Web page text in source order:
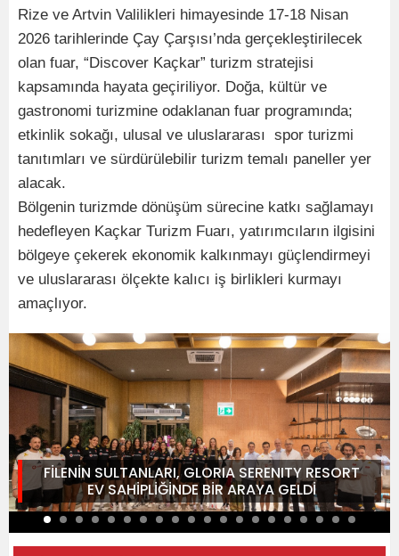
Rize ve Artvin Valilikleri himayesinde 17-18 Nisan
2026 tarihlerinde Çay Çarşısı’nda gerçekleştirilecek
olan fuar, “Discover Kaçkar” turizm stratejisi
kapsamında hayata geçiriliyor. Doğa, kültür ve
gastronomi turizmine odaklanan fuar programında;
etkinlik sokağı, ulusal ve uluslararası spor turizmi
tanıtımları ve sürdürülebilir turizm temalı paneller yer
alacak.
Bölgenin turizmde dönüşüm sürecine katkı sağlamayı
hedefleyen Kaçkar Turizm Fuarı, yatırımcıların ilgisini
bölgeye çekerek ekonomik kalkınmayı güçlendirmeyi
ve uluslararası ölçekte kalıcı iş birlikleri kurmayı
amaçlıyor.
FİLENİN SULTANLARI, GLORIA SERENITY RESORT
EV SAHİPLİĞİNDE BİR ARAYA GELDİ